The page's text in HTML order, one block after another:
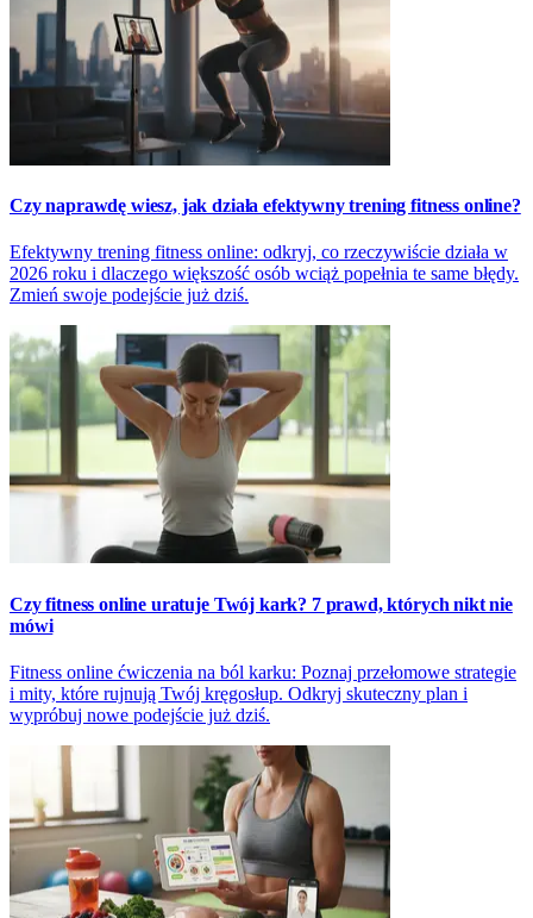
Czy naprawdę wiesz, jak działa efektywny trening fitness online?
Efektywny trening fitness online: odkryj, co rzeczywiście działa w
2026 roku i dlaczego większość osób wciąż popełnia te same błędy.
Zmień swoje podejście już dziś.
Czy fitness online uratuje Twój kark? 7 prawd, których nikt nie
mówi
Fitness online ćwiczenia na ból karku: Poznaj przełomowe strategie
i mity, które rujnują Twój kręgosłup. Odkryj skuteczny plan i
wypróbuj nowe podejście już dziś.